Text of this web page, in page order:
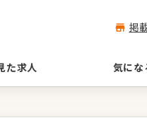
掲
た求人 気にな